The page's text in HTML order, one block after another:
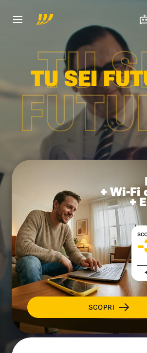
TU
TU SEI
+ Wi-Fi
+
SCOPRI